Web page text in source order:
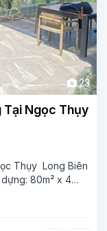
23
Tại Ngọc Thụy
Thụy Long Biên
80m² x 4
khách,wc
2 phòng